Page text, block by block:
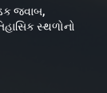
જવાબ,
સ્થળોનો